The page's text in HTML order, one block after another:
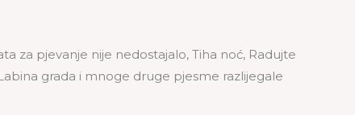
za pjevanje nije nedostajalo, Tiha noć, Radujte
grada i mnoge druge pjesme razlijegale